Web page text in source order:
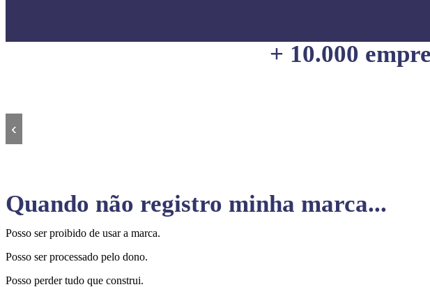
+ 10.000
‹
Quando não registro minha marca...
Posso ser proibido de usar a marca.
Posso ser processado pelo dono.
Posso perder tudo que construi.